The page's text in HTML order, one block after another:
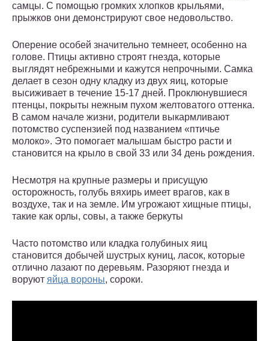
самцы. С помощью громких хлопков крыльями,
прыжков они демонстрируют свое недовольство.
Оперение особей значительно темнеет, особенно на
голове. Птицы активно строят гнезда, которые
выглядят небрежными и кажутся непрочными. Самка
делает в сезон одну кладку из двух яиц, которые
высиживает в течение 15-17 дней. Проклюнувшиеся
птенцы, покрыты нежным пухом желтоватого оттенка.
В самом начале жизни, родители выкармливают
потомство суспензией под названием «птичье
молоко». Это помогает малышам быстро расти и
становится на крыло в свой 33 или 34 день рождения.
Несмотря на крупные размеры и присущую
осторожность, голубь вяхирь имеет врагов, как в
воздухе, так и на земле. Им угрожают хищные птицы,
такие как орлы, совы, а также беркуты
Часто потомство или кладка голубиных яиц
становится добычей шустрых куниц, ласок, которые
отлично лазают по деревьям. Разоряют гнезда и
воруют яйца вороны, сороки.